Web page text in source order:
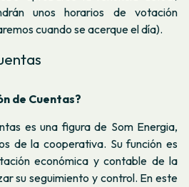
unos horarios de votación
cuando se acerque el día).
de Cuentas?
es una figura de Som Energia,
de la cooperativa. Su función es
económica y contable de la
su seguimiento y control. En este